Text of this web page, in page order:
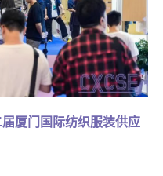
厦门国际纺织服装供应